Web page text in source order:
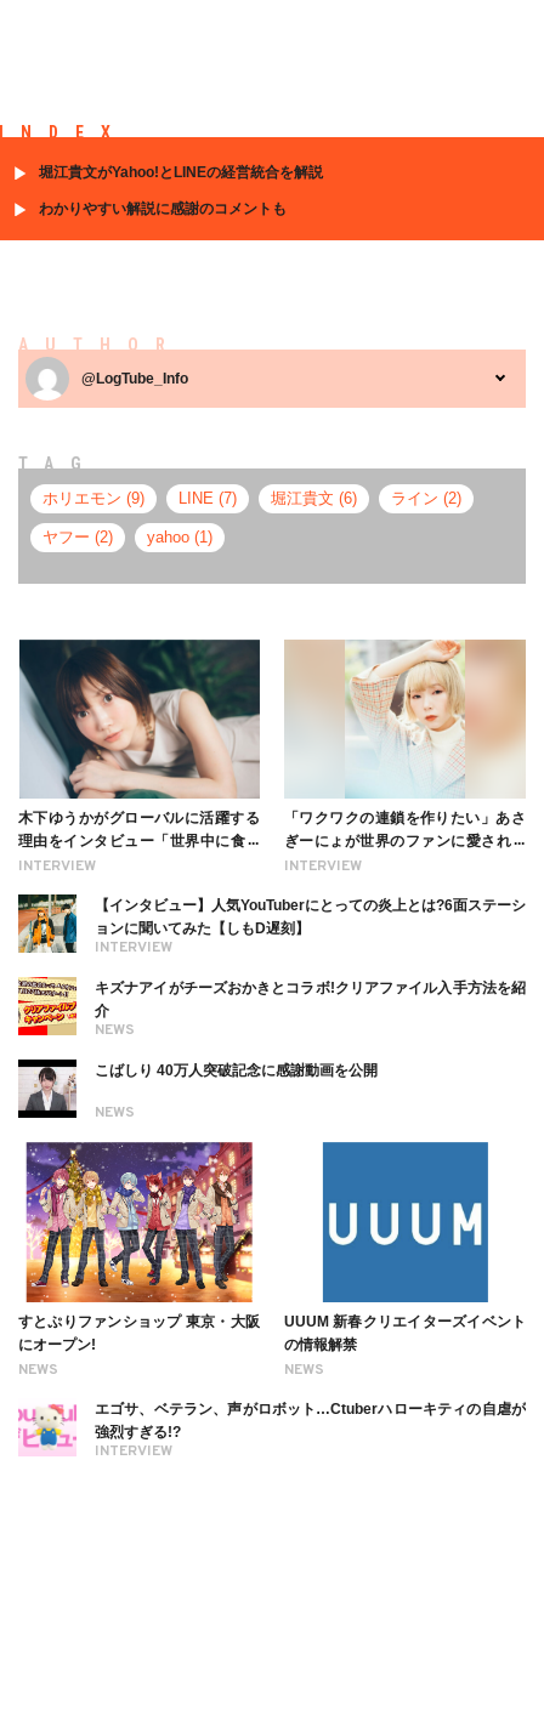
INDEX
堀江貴文がYahoo!とLINEの経営統合を解説
わかりやすい解説に感謝のコメントも
AUTHOR
@LogTube_Info
TAG
ホリエモン (9) LINE (7) 堀江貴文 (6) ライン (2)
ヤフー (2) yahoo (1)
INTERVIEW
木下ゆうかがグローバルに活躍する
理由をインタビュー「世界中に食べ
る幸せを伝えたい」新事務所加入に
INTERVIEW
「ワクワクの連鎖を作りたい」あさ
ぎーにょが世界のファンに愛される
理由【インタビュー】
INTERVIEW
【インタビュー】人気YouTuberにとっての炎上とは?6面ステーシ
ョンに聞いてみた【しもD遅刻】
NEWS
キズナアイがチーズおかきとコラボ!クリアファイル入手方法を紹
介
NEWS
こばしり 40万人突破記念に感謝動画を公開
NEWS
すとぷりファンショップ 東京・大阪
にオープン!
NEWS
UUUM 新春クリエイターズイベント
の情報解禁
INTERVIEW
エゴサ、ベテラン、声がロボット…Ctuberハローキティの自虐が
強烈すぎる!?